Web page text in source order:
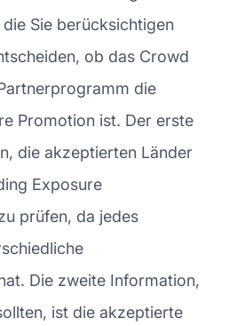
Sie berücksichtigen
ob das Crowd
die
Promotion ist. Der erste
die akzeptierten Länder
Exposure
prüfen, da jedes
Die zweite Information,
ist die akzeptierte